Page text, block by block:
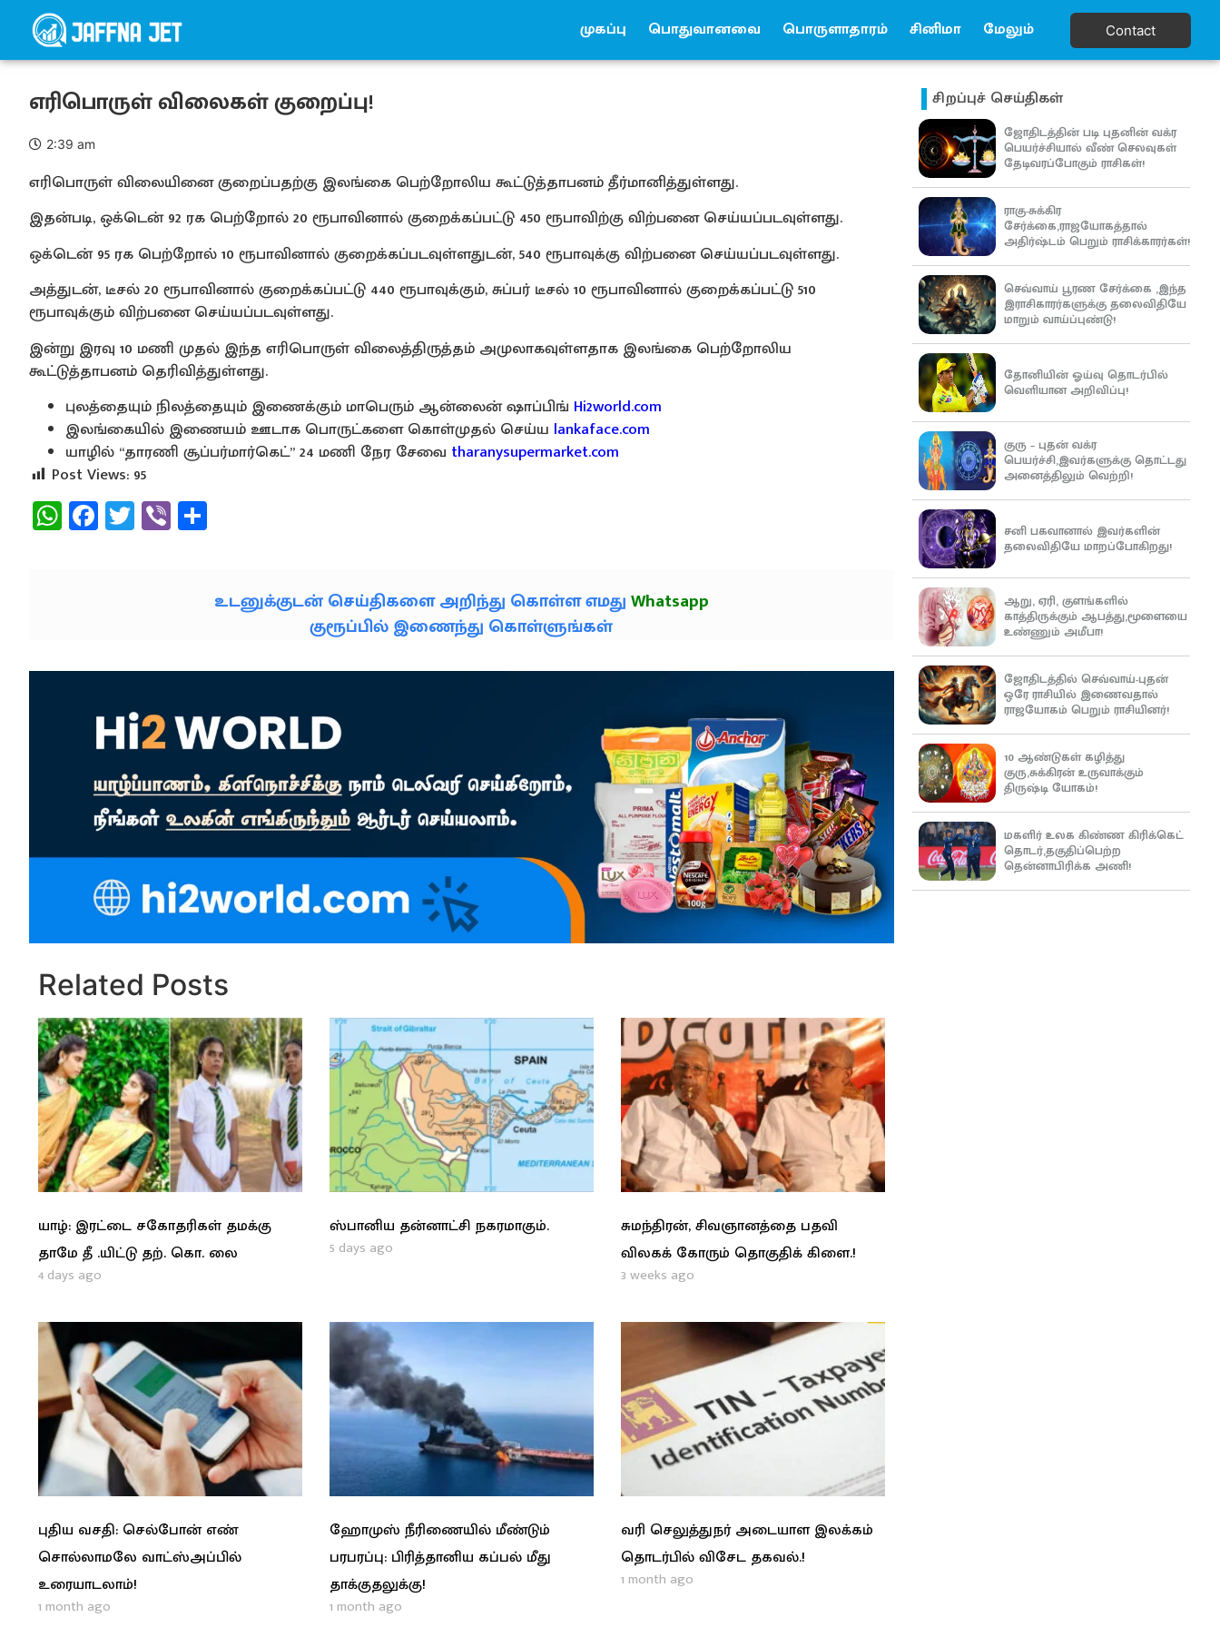
முகப்பு பொதுவானவை பொருளாதாரம் சினிமா மேலும் Contact
எரிபொருள் விலைகள் குறைப்பு!
2:39 am
எரிபொருள் விலையினை குறைப்பதற்கு இலங்கை பெற்றோலிய கூட்டுத்தாபனம் தீர்மானித்துள்ளது.
இதன்படி, ஒக்டென் 92 ரக பெற்றோல் 20 ரூபாவினால் குறைக்கப்பட்டு 450 ரூபாவிற்கு விற்பனை செய்யப்படவுள்ளது.
ஒக்டென் 95 ரக பெற்றோல் 10 ரூபாவினால் குறைக்கப்படவுள்ளதுடன், 540 ரூபாவுக்கு விற்பனை செய்யப்படவுள்ளது.
அத்துடன், டீசல் 20 ரூபாவினால் குறைக்கப்பட்டு 440 ரூபாவுக்கும், சுப்பர் டீசல் 10 ரூபாவினால் குறைக்கப்பட்டு 510
ரூபாவுக்கும் விற்பனை செய்யப்படவுள்ளது.
இன்று இரவு 10 மணி முதல் இந்த எரிபொருள் விலைத்திருத்தம் அமுலாகவுள்ளதாக இலங்கை பெற்றோலிய
கூட்டுத்தாபனம் தெரிவித்துள்ளது.
புலத்தையும் நிலத்தையும் இணைக்கும் மாபெரும் ஆன்லைன் ஷாப்பிங் Hi2world.com
இலங்கையில் இணையம் ஊடாக பொருட்களை கொள்முதல் செய்ய lankaface.com
யாழில் “தாரணி சூப்பர்மார்கெட்” 24 மணி நேர சேவை tharanysupermarket.com
Post Views: 95
WhatsApp
Facebook
Twitter
Viber
உடனுக்குடன் செய்திகளை அறிந்து கொள்ள எமதுWhatsapp
குரூப்பில் இணைந்து கொள்ளுங்கள்
Related Posts
யாழ்: இரட்டை சகோதரிகள் தமக்கு
தாமே தீ .யிட்டு தற். கொ. லை
4 days ago
ஸ்பானிய தன்னாட்சி நகரமாகும்.
5 days ago
சுமந்திரன், சிவஞானத்தை பதவி
விலகக் கோரும் தொகுதிக் கிளை.!
3 weeks ago
புதிய வசதி: செல்போன் எண்
சொல்லாமலே வாட்ஸ்அப்பில்
உரையாடலாம்!
1 month ago
ஹோமுஸ் நீரிணையில் மீண்டும்
பரபரப்பு: பிரித்தானிய கப்பல் மீது
தாக்குதலுக்கு!
1 month ago
வரி செலுத்துநர் அடையாள இலக்கம்
தொடர்பில் விசேட தகவல்.!
1 month ago
சிறப்புச் செய்திகள்
ஜோதிடத்தின் படி புதனின் வக்ர
பெயர்ச்சியால் வீண் செலவுகள்
தேடிவரப்போகும் ராசிகள்!
ராகு-சுக்கிர
சேர்க்கை,ராஜயோகத்தால்
அதிர்ஷ்டம் பெறும் ராசிக்காரர்கள்!
செவ்வாய் பூரண சேர்க்கை ,இந்த
இராசிகாரர்களுக்கு தலைவிதியே
மாறும் வாய்ப்புண்டு!
தோனியின் ஓய்வு தொடர்பில்
வெளியான அறிவிப்பு!
குரு – புதன் வக்ர
பெயர்ச்சி,இவர்களுக்கு தொட்டது
அனைத்திலும் வெற்றி!
சனி பகவானால் இவர்களின்
தலைவிதியே மாறப்போகிறது!
ஆறு, ஏரி, குளங்களில்
காத்திருக்கும் ஆபத்து,மூளையை
உண்ணும் அமீபா!
ஜோதிடத்தில் செவ்வாய்-புதன்
ஒரே ராசியில் இணைவதால்
ராஜயோகம் பெறும் ராசியினர்!
10 ஆண்டுகள் கழித்து
குரு,சுக்கிரன் உருவாக்கும்
திருஷ்டி யோகம்!
மகளிர் உலக கிண்ண கிரிக்கெட்
தொடர்,தகுதிப்பெற்ற
தென்னாபிரிக்க அணி!